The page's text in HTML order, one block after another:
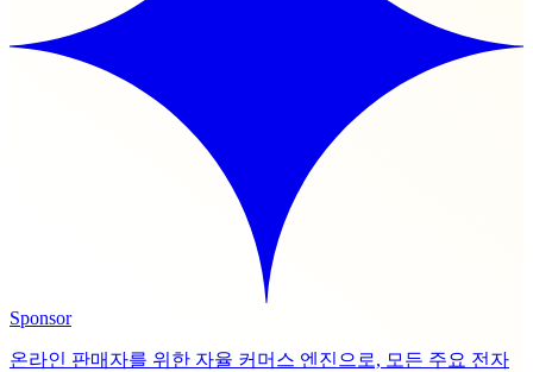
Sponsor
온라인 판매자를 위한 자율 커머스 엔진으로, 모든 주요 전자